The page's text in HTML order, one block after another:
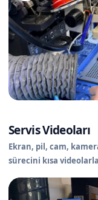
Servis Videoları
Ekran, pil, cam,
sürecini kısa